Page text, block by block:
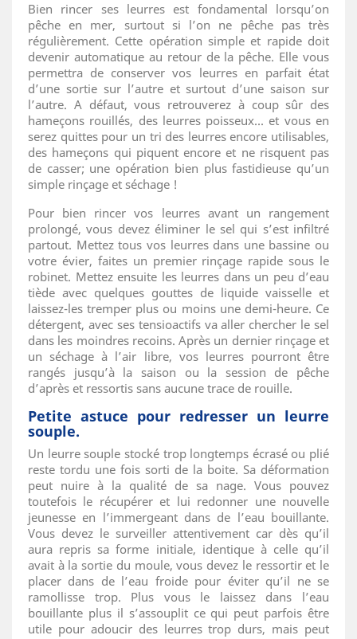
Bien rincer ses leurres est fondamental lorsqu’on
pêche en mer, surtout si l’on ne pêche pas très
régulièrement. Cette opération simple et rapide doit
devenir automatique au retour de la pêche. Elle vous
permettra de conserver vos leurres en parfait état
d’une sortie sur l’autre et surtout d’une saison sur
l’autre. A défaut, vous retrouverez à coup sûr des
hameçons rouillés, des leurres poisseux... et vous en
serez quittes pour un tri des leurres encore utilisables,
des hameçons qui piquent encore et ne risquent pas
de casser; une opération bien plus fastidieuse qu’un
simple rinçage et séchage !
Pour bien rincer vos leurres avant un rangement
prolongé, vous devez éliminer le sel qui s’est infiltré
partout. Mettez tous vos leurres dans une bassine ou
votre évier, faites un premier rinçage rapide sous le
robinet. Mettez ensuite les leurres dans un peu d’eau
tiède avec quelques gouttes de liquide vaisselle et
laissez-les tremper plus ou moins une demi-heure. Ce
détergent, avec ses tensioactifs va aller chercher le sel
dans les moindres recoins. Après un dernier rinçage et
un séchage à l’air libre, vos leurres pourront être
rangés jusqu’à la saison ou la session de pêche
d’après et ressortis sans aucune trace de rouille.
Petite astuce pour redresser un leurre
souple.
Un leurre souple stocké trop longtemps écrasé ou plié
reste tordu une fois sorti de la boite. Sa déformation
peut nuire à la qualité de sa nage. Vous pouvez
toutefois le récupérer et lui redonner une nouvelle
jeunesse en l’immergeant dans de l’eau bouillante.
Vous devez le surveiller attentivement car dès qu’il
aura repris sa forme initiale, identique à celle qu’il
avait à la sortie du moule, vous devez le ressortir et le
placer dans de l’eau froide pour éviter qu’il ne se
ramollisse trop. Plus vous le laissez dans l’eau
bouillante plus il s’assouplit ce qui peut parfois être
utile pour adoucir des leurres trop durs, mais peut